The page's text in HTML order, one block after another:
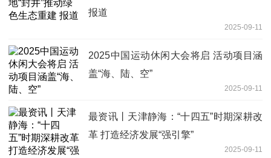
报道
2025-09-11
2025中国运动休闲大会将启 活动项目涵
盖“海、陆、空”
2025-09-11
最资讯丨天津静海：“十四五”时期深耕改
革 打造经济发展“强引擎”
2025-09-11